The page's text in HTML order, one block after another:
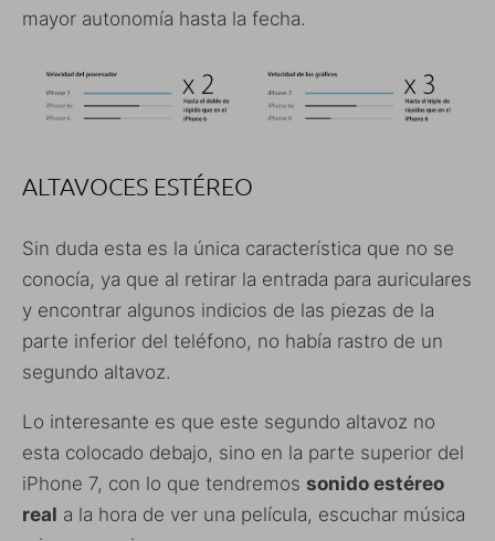
mayor autonomía hasta la fecha.
ALTAVOCES ESTÉREO
Sin duda esta es la única característica que no se
conocía, ya que al retirar la entrada para auriculares
y encontrar algunos indicios de las piezas de la
parte inferior del teléfono, no había rastro de un
segundo altavoz.
Lo interesante es que este segundo altavoz no
esta colocado debajo, sino en la parte superior del
iPhone 7, con lo que tendremos sonido estéreo
real a la hora de ver una película, escuchar música